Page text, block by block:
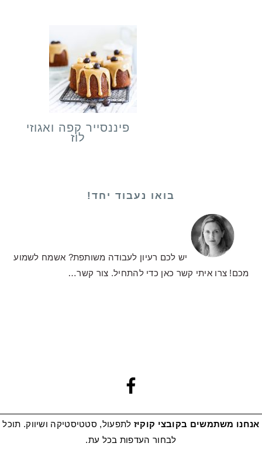
פיננסייר קפה ואגוזי
לוז
בואו נעבוד יחד!
יש לכם רעיון לעבודה משותפת? אשמח לשמוע
מכם! צרו איתי קשר כאן כדי להתחיל. צור קשר…
מדיניות פרטיות| הצהרת נגישות
אנחנו משתמשים בקובצי קוקיז לתפעול, סטטיסטיקה ושיווק. תוכל
לבחור העדפות בכל עת.